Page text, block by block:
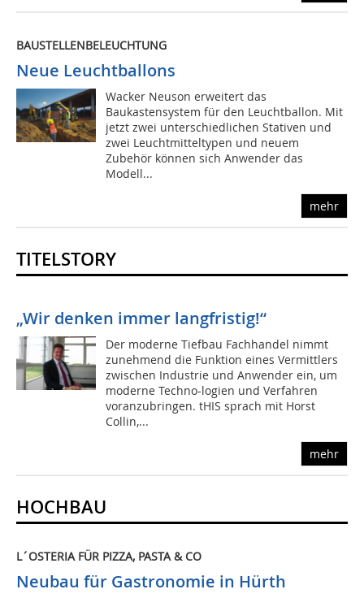
BAUSTELLENBELEUCHTUNG
Neue Leuchtballons
Wacker Neuson erweitert das
Baukastensystem für den Leuchtballon. Mit
jetzt zwei unterschiedlichen Stativen und
zwei Leuchtmitteltypen und neuem
Zubehör können sich Anwender das
Modell...
mehr
TITELSTORY
„Wir denken immer langfristig!“
Der moderne Tiefbau Fachhandel nimmt
zunehmend die Funktion eines Vermittlers
zwischen Industrie und Anwender ein, um
moderne Techno-logien und Verfahren
voranzubringen. tHIS sprach mit Horst
Collin,...
mehr
HOCHBAU
L´OSTERIA FÜR PIZZA, PASTA & CO
Neubau für Gastronomie in Hürth